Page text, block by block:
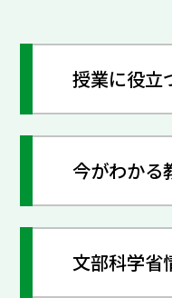
授業に役立
今がわかる
文部科学省